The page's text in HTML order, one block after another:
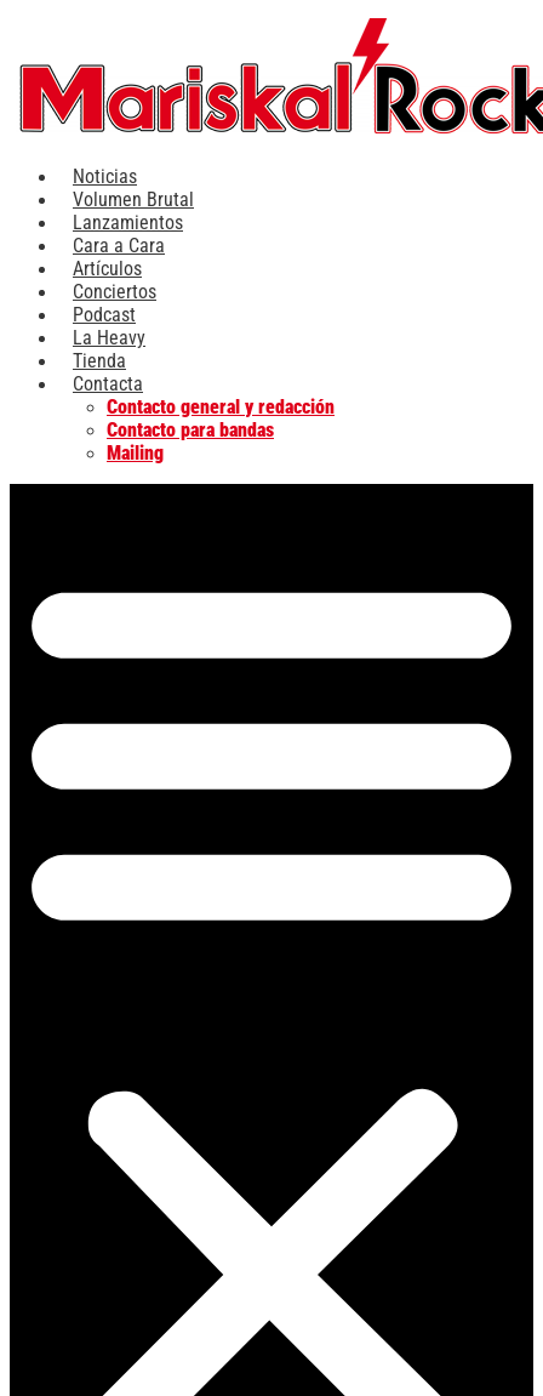
contenido
Noticias
Volumen Brutal
Lanzamientos
Cara a Cara
Artículos
Conciertos
Podcast
La Heavy
Tienda
Contacta
Contacto general y redacción
Contacto para bandas
Mailing